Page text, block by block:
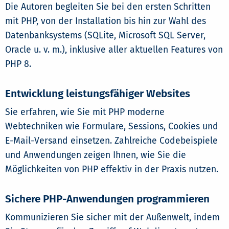
Die Autoren begleiten Sie bei den ersten Schritten
mit PHP, von der Installation bis hin zur Wahl des
Datenbanksystems (SQLite, Microsoft SQL Server,
Oracle u. v. m.), inklusive aller aktuellen Features von
PHP 8.
Entwicklung leistungsfähiger Websites
Sie erfahren, wie Sie mit PHP moderne
Webtechniken wie Formulare, Sessions, Cookies und
E-Mail-Versand einsetzen. Zahlreiche Codebeispiele
und Anwendungen zeigen Ihnen, wie Sie die
Möglichkeiten von PHP effektiv in der Praxis nutzen.
Sichere PHP-Anwendungen programmieren
Kommunizieren Sie sicher mit der Außenwelt, indem